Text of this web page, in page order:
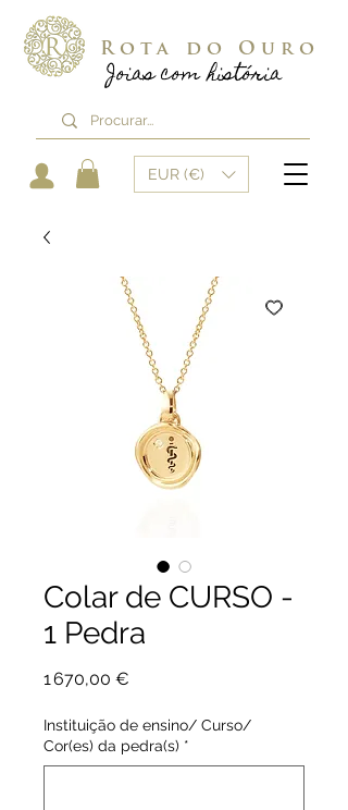
Joias com história
Rota do Ouro
EUR (€)
Colar de CURSO -
1 Pedra
1 670,00 €
Instituição de ensino/ Curso/
Cor(es) da pedra(s) *